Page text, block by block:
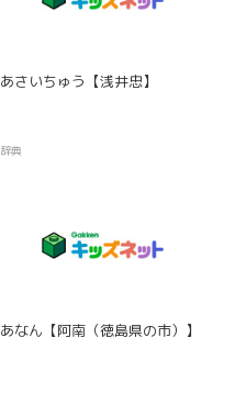
あさいちゅう【浅井忠】
辞典
あなん【阿南（徳島県の市）】